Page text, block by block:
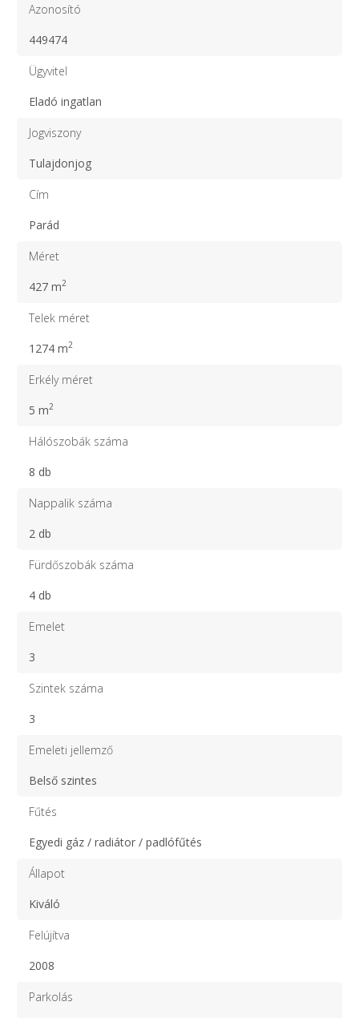
Azonosító
449474
Ügyvitel
Eladó ingatlan
Jogviszony
Tulajdonjog
Cím
Parád
Méret
427 m2
Telek méret
1274 m2
Erkély méret
5 m2
Hálószobák száma
8 db
Nappalik száma
2 db
Fürdőszobák száma
4 db
Emelet
3
Szintek száma
3
Emeleti jellemző
Belső szintes
Fűtés
Egyedi gáz / radiátor / padlófűtés
Állapot
Kiváló
Felújítva
2008
Parkolás